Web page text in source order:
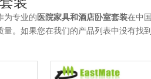
为专业的 医院家具和酒店卧室套装在中
量。如果您在我们的产品列表中没有找